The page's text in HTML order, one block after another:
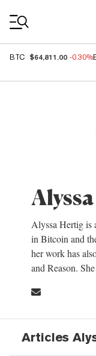
BTC $64,811.00 -0.30%
Alyssa Hertig is
in Bitcoin and
her work has
and Reason.
Articles